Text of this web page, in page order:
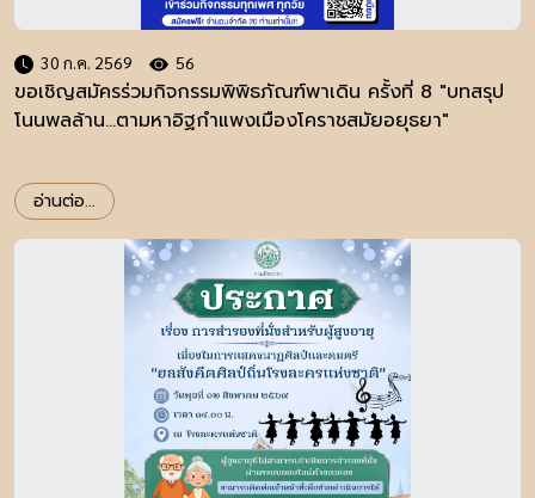
30 ก.ค. 2569 56
ขอเชิญสมัครร่วมกิจกรรมพิพิธภัณฑ์พาเดิน ครั้งที่ 8 "บทสรุป
โนนพลล้าน...ตามหาอิฐกำแพงเมืองโคราชสมัยอยุธยา"
อ่านต่อ...